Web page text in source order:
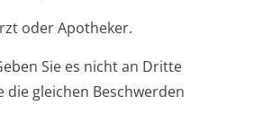
oder Apotheker.
Sie es nicht an Dritte
die gleichen Beschwerden